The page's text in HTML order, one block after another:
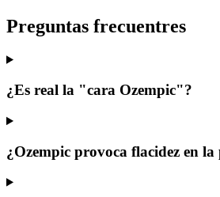
Preguntas frecuentres
¿Es real la "cara Ozempic"?
¿Ozempic provoca flacidez en la